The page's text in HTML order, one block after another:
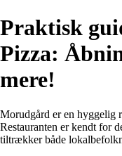
Praktisk
Pizza:
mere!
Morudgård er en hyggelig
Restauranten er kendt for
tiltrækker både